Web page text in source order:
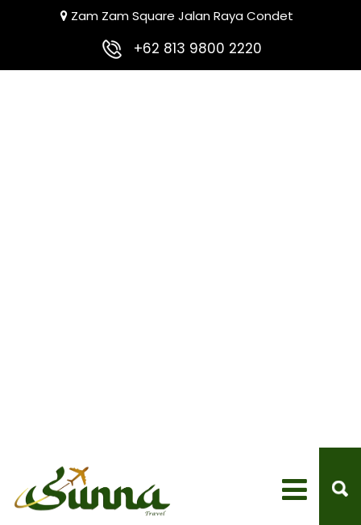
Zam Zam Square Jalan Raya Condet
+62 813 9800 2220